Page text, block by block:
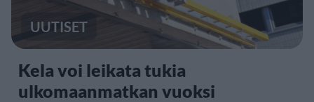
UUTISET
Kela voi leikata tukia
ulkomaanmatkan vuoksi